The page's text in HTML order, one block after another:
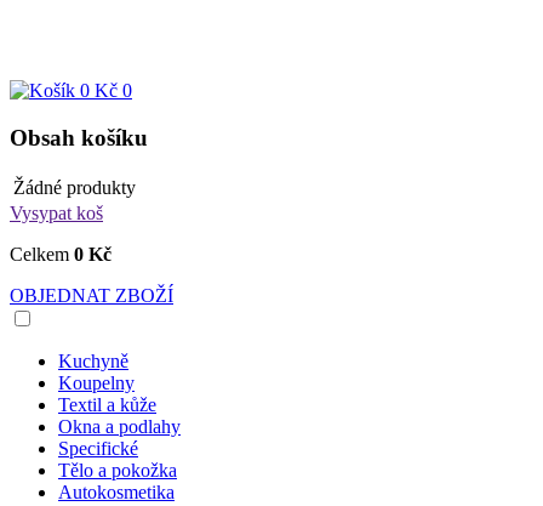
0 Kč 0
Obsah košíku
Žádné produkty
Vysypat koš
Celkem 0 Kč
OBJEDNAT ZBOŽÍ
Kuchyně
Koupelny
Textil a kůže
Okna a podlahy
Specifické
Tělo a pokožka
Autokosmetika